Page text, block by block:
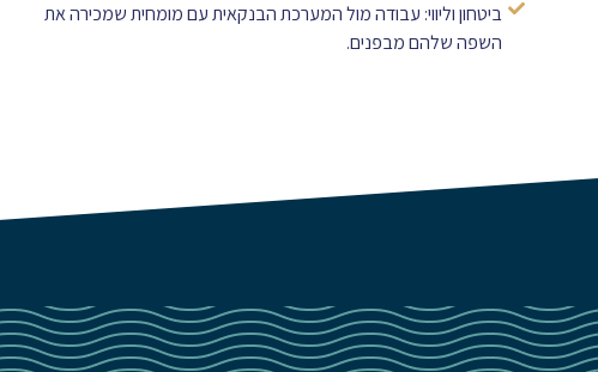
ביטחון וליווי: עבודה מול המערכת הבנקאית עם מומחית שמכירה את
השפה שלהם מבפנים.